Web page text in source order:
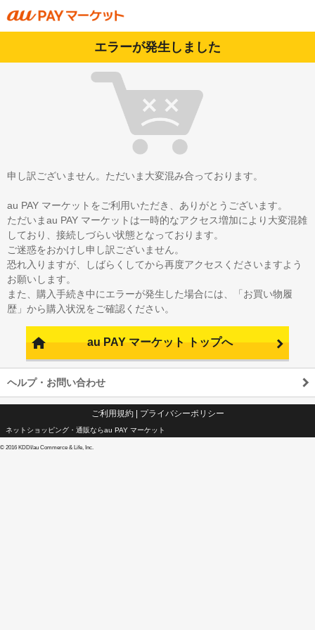
エラーが発生しました
申し訳ございません。ただいま大変混み合っております。
au PAY マーケットをご利用いただき、ありがとうございます。
ただいまau PAY マーケットは一時的なアクセス増加により大変混雑
しており、接続しづらい状態となっております。
ご迷惑をおかけし申し訳ございません。
恐れ入りますが、しばらくしてから再度アクセスくださいますよう
お願いします。
また、購入手続き中にエラーが発生した場合には、「お買い物履
歴」から購入状況をご確認ください。
au PAY マーケット トップへ
ヘルプ・お問い合わせ
ご利用規約| プライバシーポリシー
ネットショッピング・通販ならau PAY マーケット
© 2016 KDDI/au Commerce & Life, Inc.